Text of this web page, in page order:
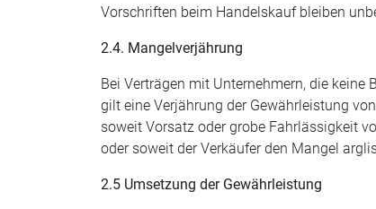
Vorschriften beim Handelskauf bleiben
2.4. Mangelverjährung
Bei Verträgen mit Unternehmern, die
gilt eine Verjährung der Gewährleistung
soweit Vorsatz oder grobe Fahrlässigkeit
oder soweit der Verkäufer den Mangel
2.5 Umsetzung der Gewährleistung